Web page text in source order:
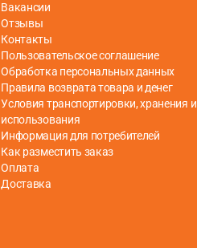
Вакансии
Отзывы
Контакты
Пользовательское соглашение
Обработка персональных данных
Правила возврата товара и денег
Условия транспортировки, хранения и
использования
Информация для потребителей
Как разместить заказ
Оплата
Доставка